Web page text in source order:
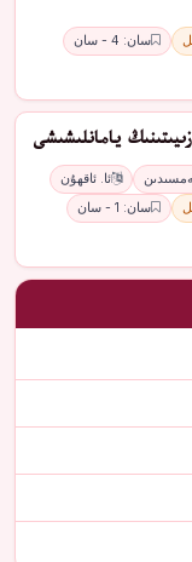
سان: 4 - سان
يامانلىشىشى
ئا. ئاقھۇن
سان: 1 - سان